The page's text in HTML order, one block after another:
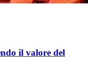
il valore del